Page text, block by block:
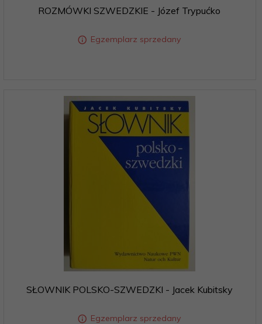
ROZMÓWKI SZWEDZKIE - Józef Trypućko
Egzemplarz sprzedany
SŁOWNIK POLSKO-SZWEDZKI - Jacek Kubitsky
Egzemplarz sprzedany